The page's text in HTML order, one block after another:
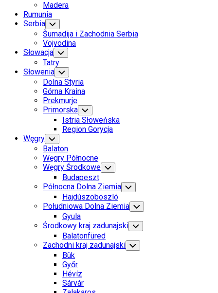
Madera
Rumunia
Serbia Toggle
Child
Menu
Šumadija i Zachodnia Serbia
Vojvodina
Słowacja Toggle
Child
Menu
Tatry
Słowenia Toggle
Child
Menu
Dolna Styria
Górna Kraina
Prekmurje
Primorska Toggle
Child
Menu
Istria Słoweńska
Region Gorycja
Current
Page
Parent
Węgry Toggle
Child
Menu
Balaton
Węgry Północne
Węgry Środkowe Toggle
Child
Menu
Budapeszt
Północna Dolna Ziemia Toggle
Child
Menu
Hajdúszoboszló
Południowa Dolna Ziemia Toggle
Child
Menu
Gyula
Środkowy kraj zadunajski Toggle
Child
Menu
Balatonfüred
Current
Page
Parent
Zachodni kraj zadunajski Toggle
Child
Bük
Győr
Hévíz
Sárvár